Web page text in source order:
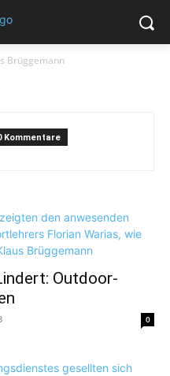
Brüggemann
Kommentare
Outdoor-
0